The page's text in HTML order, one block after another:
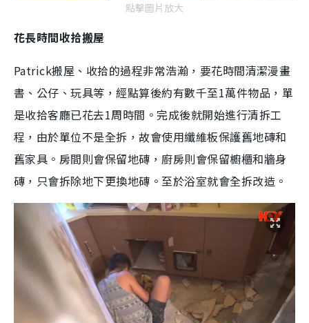
點擊圖片放大
花長時間收拾搬屋
Patrick搬屋、收拾的過程非常浩瀚，要花時間清潔漫畫
書、公仔、玩具等，經點算後約有數千至1萬件物品，單
是收拾客廳已花去1周時間。完成後就開始進行清拆工
程，由於單位不是全拆，故會使用纖維板保護舊地磚和
舊家具。房間則會保留地磚，廚房則會保留櫥櫃和牆身
磚，只會拆除地下更換地磚。至於浴室就會全拆改造。